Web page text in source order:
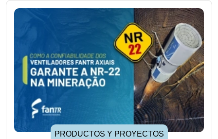
PRODUCTOS Y PROYECTOS